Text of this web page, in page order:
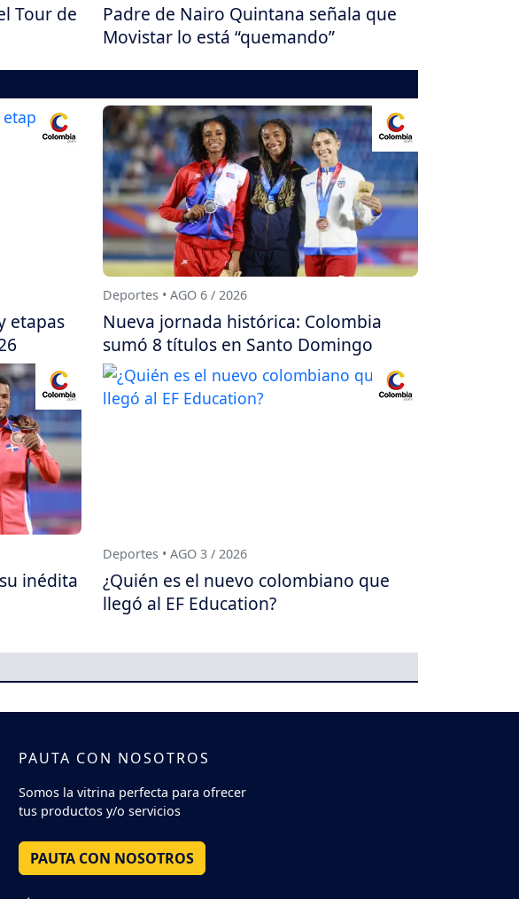
Tour de
Padre de Nairo Quintana señala que
Movistar lo está “quemando”
etapas
Deportes • AGO 6 / 2026
Nueva jornada histórica: Colombia
sumó 8 títulos en Santo Domingo
inédita
Deportes • AGO 3 / 2026
¿Quién es el nuevo colombiano que
llegó al EF Education?
PAUTA CON NOSOTROS
Somos la vitrina perfecta para ofrecer
tus productos y/o servicios
PAUTA CON NOSOTROS